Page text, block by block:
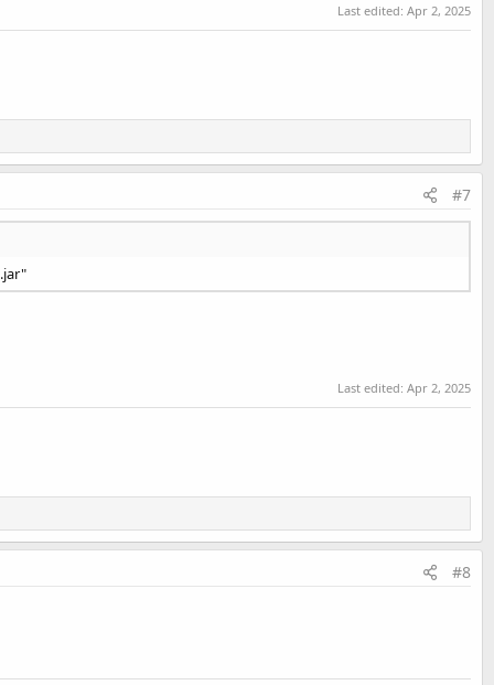
Last edited: Apr 2, 2025
#7
Last edited: Apr 2, 2025
#8